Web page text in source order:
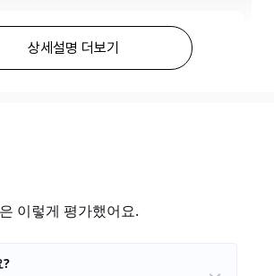
상세설명 더보기